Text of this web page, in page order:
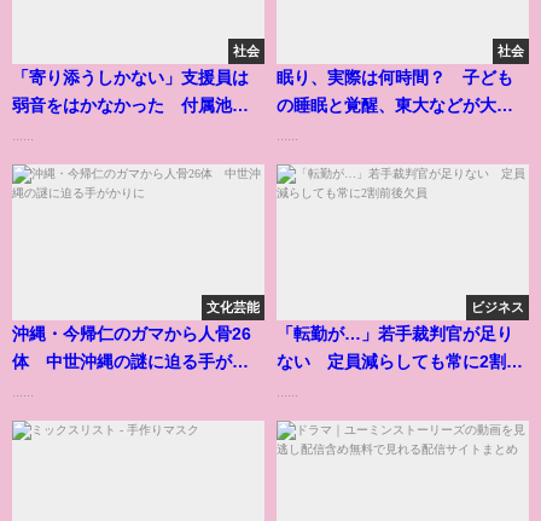
社会
「寄り添うしかない」支援員は
弱音をはかなかった 付属池田
社会
眠り、実際は何時間？ 子ども
の睡眠と覚醒、東大などが大規
文化芸能
沖縄・今帰仁のガマから人骨26
体 中世沖縄の謎に迫る手がか
ビジネス
「転勤が…」若手裁判官が足り
ない 定員減らしても常に2割前